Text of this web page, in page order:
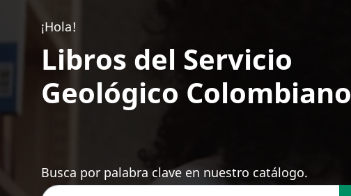
¡Hola!
Libros del Servicio
Geológico Colombiano
Busca por palabra clave en nuestro catálogo.